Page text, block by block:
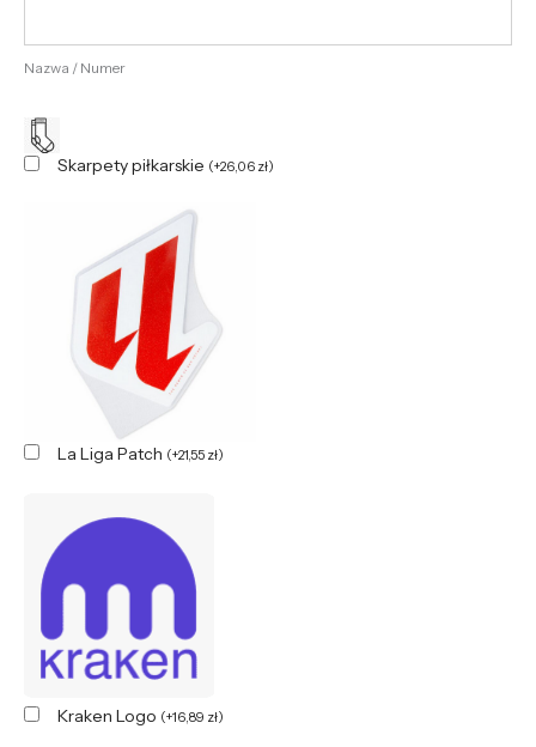
Nazwa / Numer
Skarpety piłkarskie (+26,06 zł)
La Liga Patch (+21,55 zł)
Kraken Logo (+16,89 zł)